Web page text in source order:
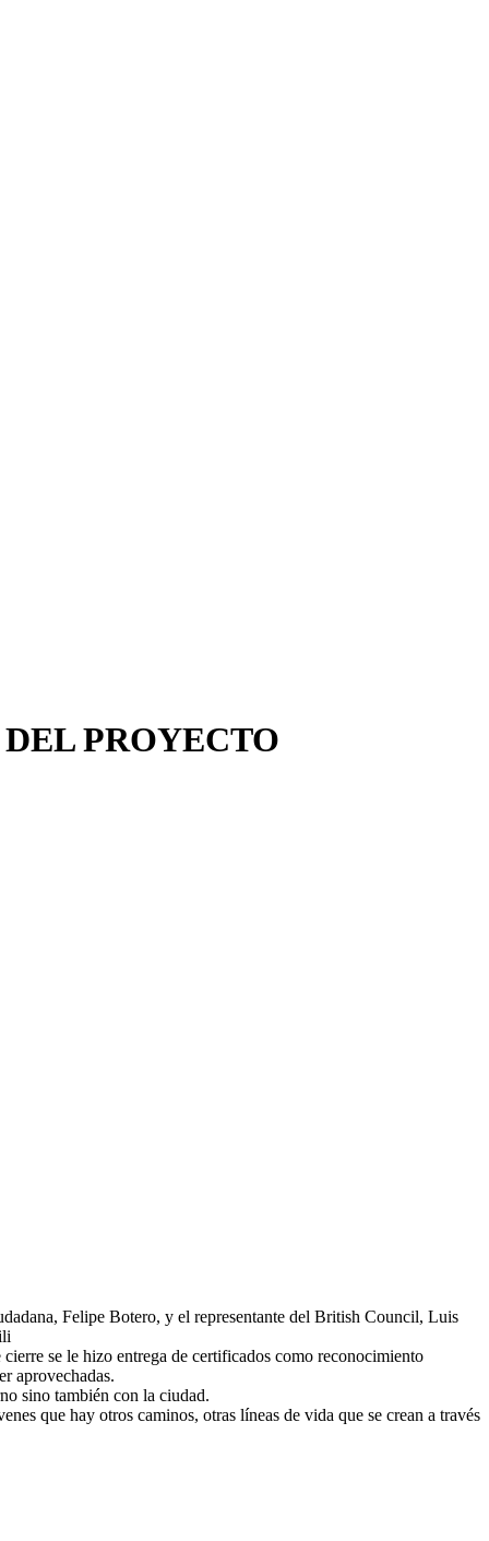
PROYECTO
Felipe Botero, y el representante del British Council, Luis
se le hizo entrega de certificados como reconocimiento
aprovechadas.
sino también con la ciudad.
que hay otros caminos, otras líneas de vida que se crean a través